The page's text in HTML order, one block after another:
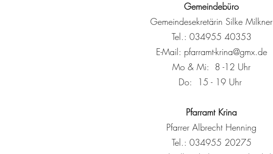
Gemeindebüro
Gemeindesekretärin Silke Milkner
Tel.: 034955 40353
E-Mail: pfarramt-krina@gmx.de
Mo & Mi: 8 -12 Uhr
Do: 15 - 19 Uhr
Pfarramt Krina
Pfarrer Albrecht Henning
Tel.: 034955 20275